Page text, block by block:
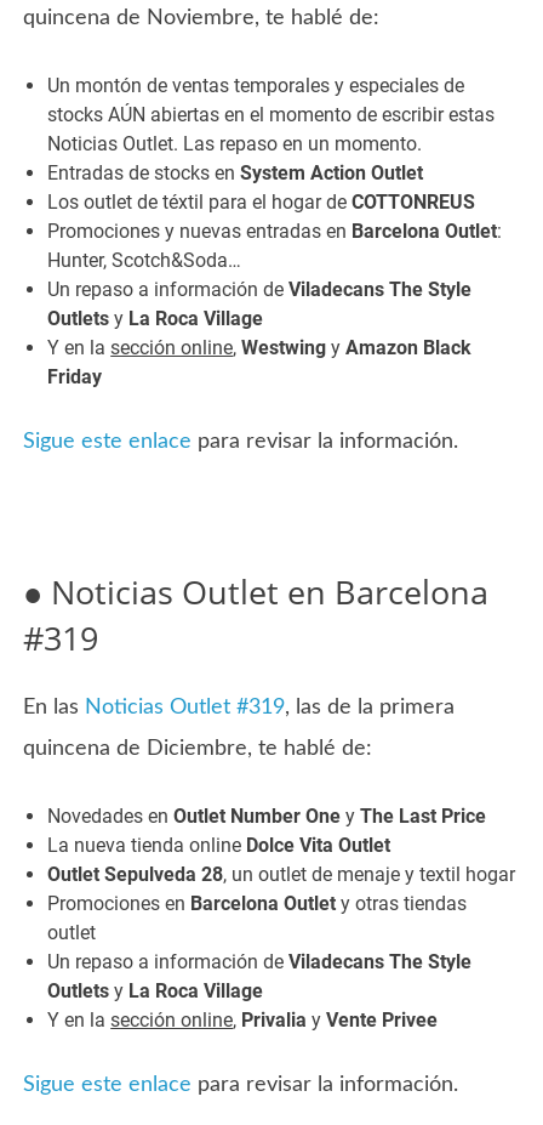
quincena de Noviembre, te hablé de:
Un montón de ventas temporales y especiales de
stocks AÚN abiertas en el momento de escribir estas
Noticias Outlet. Las repaso en un momento.
Entradas de stocks enSystem Action Outlet
Los outlet de téxtil para el hogar deCOTTONREUS
Promociones y nuevas entradas en Barcelona Outlet:
Hunter, Scotch&Soda…
Un repaso a información deViladecans The Style
Outlets y La Roca Village
Y en lasección online,Westwing yAmazon Black
Friday
Sigue este enlace para revisar la información.
● Noticias Outlet en Barcelona
#319
En las Noticias Outlet #319, las de la primera
quincena de Diciembre, te hablé de:
Novedades enOutlet Number One yThe Last Price
La nueva tienda online Dolce Vita Outlet
Outlet Sepulveda 28, un outlet de menaje y textil hogar
Promociones en Barcelona Outlet y otras tiendas
outlet
Un repaso a información deViladecans The Style
Outlets y La Roca Village
Y en lasección online, Privalia yVente Privee
Sigue este enlace para revisar la información.